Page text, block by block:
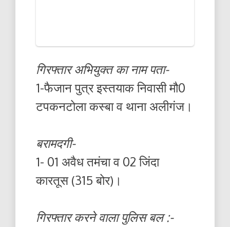
गिरफ्तार अभियुक्त का नाम पता-
1-फैजान पुत्र इस्तयाक निवासी मौ0
टपकनटोला कस्बा व थाना अलीगंज।
बरामदगी-
1- 01 अवैध तमंचा व 02 जिंदा
कारतूस (315 बोर)।
गिरफ्तार करने वाला पुलिस बल :-